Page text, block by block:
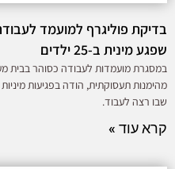
בדיקת פוליגרף למועמד
שפגע מינית ב-25 ילדים
במסגרת מועמדות לעבודה כסוהר בבית
מהימנות תעסוקתית, הודה בפגיעות
שבו רצה לעבוד.
קרא עוד »